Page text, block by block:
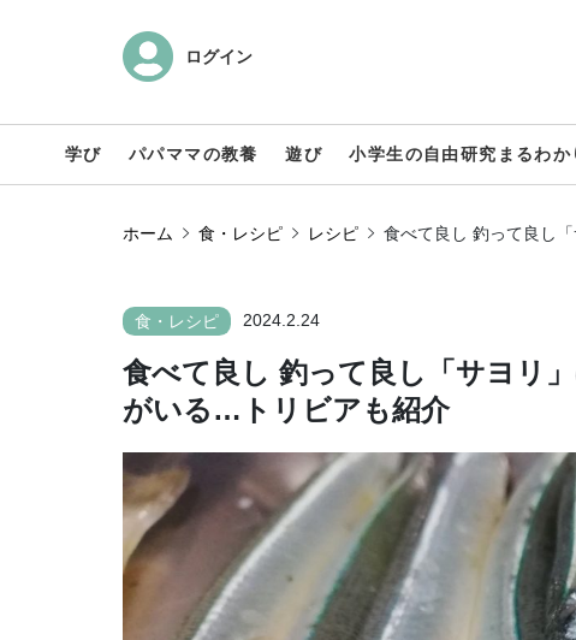
ログイン
学び パパママの教養 遊び 小学生の自由研究まるわか
ホーム 食・レシピ レシピ 食べて良し 釣って良し
食・レシピ 2024.2.24
食べて良し 釣って良し「サヨリ
がいる…トリビアも紹介